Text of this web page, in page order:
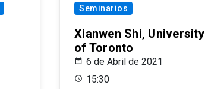
Seminarios
Xianwen Shi, University
of Toronto
6 de Abril de 2021
15:30